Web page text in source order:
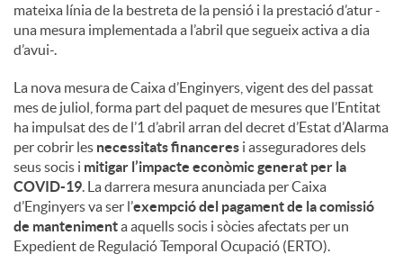
mateixa línia de la bestreta de la pensió i la prestació d’atur -
una mesura implementada a l’abril que segueix activa a dia
d’avui-.
La nova mesura de Caixa d’Enginyers, vigent des del passat
mes de juliol, forma part del paquet de mesures que l’Entitat
ha impulsat des de l’1 d’abril arran del decret d’Estat d’Alarma
per cobrir les necessitats financeres i asseguradores dels
seus socis i mitigar l’impacte econòmic generat per la
COVID-19. La darrera mesura anunciada per Caixa
d’Enginyers va ser l’exempció del pagament de la comissió
de mantenimenta aquells socis i sòcies afectats per un
Expedient de Regulació Temporal Ocupació (ERTO).